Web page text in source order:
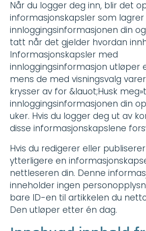
Når du logger deg inn, blir det
informasjonskapsler som lagrer
innloggingsinformasjonen din
tatt når det gjelder hvordan
Informasjonskapsler med
innloggingsinformasjon utløper
mens de med visningsvalg
krysser av for &lauot;Husk
innloggingsinformasjonen din
uker. Hvis du logger deg ut av
disse informasjonskapslene
Hvis du redigerer eller
ytterligere en
nettleseren din. Denne
inneholder ingen
bare ID-en til artikkelen du
Den utløper etter én dag.